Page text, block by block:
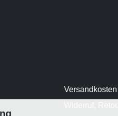
Versandkosten